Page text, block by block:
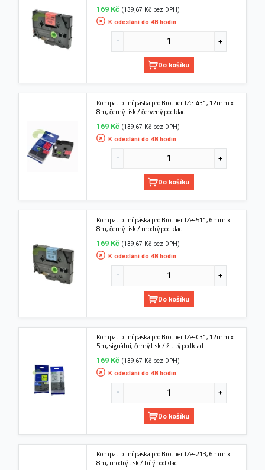
169 Kč (139,67 Kč bez DPH)
K odeslání do 48 hodin
Do košíku
Kompatibilní páska pro Brother TZe-431, 12mm x
8m, černý tisk / červený podklad
169 Kč (139,67 Kč bez DPH)
K odeslání do 48 hodin
Do košíku
Kompatibilní páska pro Brother TZe-511, 6mm x
8m, černý tisk / modrý podklad
169 Kč (139,67 Kč bez DPH)
K odeslání do 48 hodin
Do košíku
Kompatibilní páska pro Brother TZe-C31, 12mm x
5m, signální, černý tisk / žlutý podklad
169 Kč (139,67 Kč bez DPH)
K odeslání do 48 hodin
Do košíku
Kompatibilní páska pro Brother TZe-213, 6mm x
8m, modrý tisk / bílý podklad